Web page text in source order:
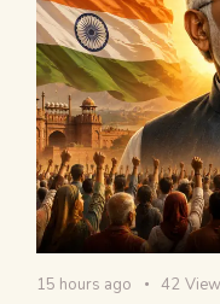
15 hours ago 42